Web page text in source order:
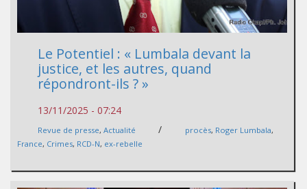
Le Potentiel : « Lumbala devant la
justice, et les autres, quand
répondront-ils ? »
13/11/2025 - 07:24
Revue de presse, Actualité / procès, Roger Lumbala,
France, Crimes, RCD-N, ex-rebelle